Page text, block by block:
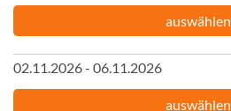
auswählen
02.11.2026 - 06.11.2026
auswählen